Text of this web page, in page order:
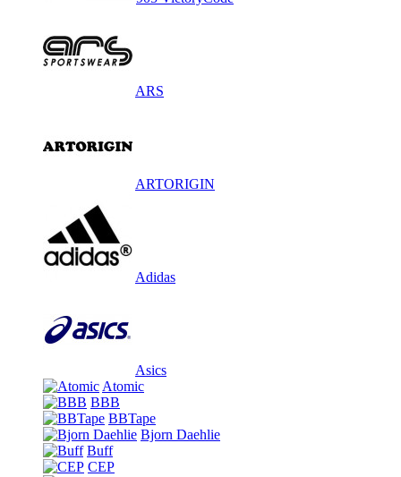
ARS
ARTORIGIN
Adidas
Asics
Atomic
BBB
BBTape
Bjorn Daehlie
Buff
CEP